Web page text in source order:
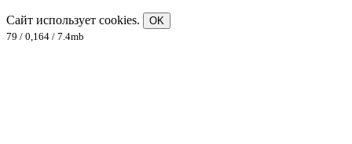
Сайт использует cookies.
OK
79 / 0,164 / 7.4mb